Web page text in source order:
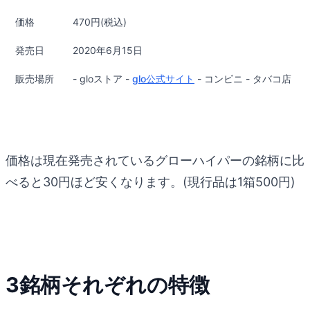
価格 470円(税込)
発売日 2020年6月15日
販売場所 - gloストア - glo公式サイト - コンビニ - タバコ店
価格は現在発売されているグローハイパーの銘柄に比
べると30円ほど安くなります。(現行品は1箱500円)
3銘柄それぞれの特徴